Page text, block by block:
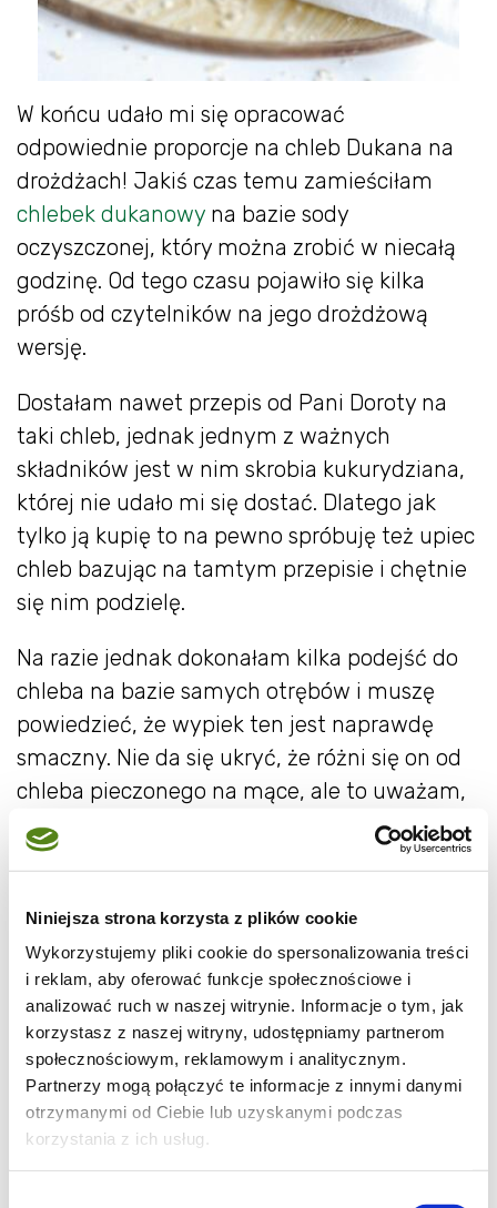
Niniejsza strona korzysta z plików cookie
Wykorzystujemy pliki cookie do spersonalizowania treści
i reklam, aby oferować funkcje społecznościowe i
analizować ruch w naszej witrynie. Informacje o tym, jak
korzystasz z naszej witryny, udostępniamy partnerom
społecznościowym, reklamowym i analitycznym.
Partnerzy mogą połączyć te informacje z innymi danymi
otrzymanymi od Ciebie lub uzyskanymi podczas
korzystania z ich usług.
W końcu udało mi się opracować
odpowiednie proporcje na chleb Dukana na
drożdżach! Jakiś czas temu zamieściłam
chlebek dukanowy na bazie sody
oczyszczonej, który można zrobić w niecałą
godzinę. Od tego czasu pojawiło się kilka
próśb od czytelników na jego drożdżową
wersję.
Dostałam nawet przepis od Pani Doroty na
taki chleb, jednak jednym z ważnych
składników jest w nim skrobia kukurydziana,
której nie udało mi się dostać. Dlatego jak
tylko ją kupię to na pewno spróbuję też upiec
chleb bazując na tamtym przepisie i chętnie
się nim podzielę.
Na razie jednak dokonałam kilka podejść do
chleba na bazie samych otrębów i muszę
powiedzieć, że wypiek ten jest naprawdę
smaczny. Nie da się ukryć, że różni się on od
chleba pieczonego na mące, ale to uważam,
że to naprawdę ciekawa alternatywa dla osób
będących na diecie, a także tych którzy lubią
Poniżej przedstawiam podstawowy przepis
na drożdżowy chleb Dukana, którzy możecie
urozmaicać według własnych upodobań. Od
Pani Doroty dowiedziałam się, że dozwolone
w diecie dodatki to : zioła, sezam, cebula,
suszone pomidory oraz oliwki. Nie można
niestety dodawać pestek i bakalii.
Mam nadzieję, że przepis ten przyda się